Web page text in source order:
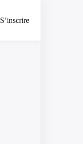
S’inscrire